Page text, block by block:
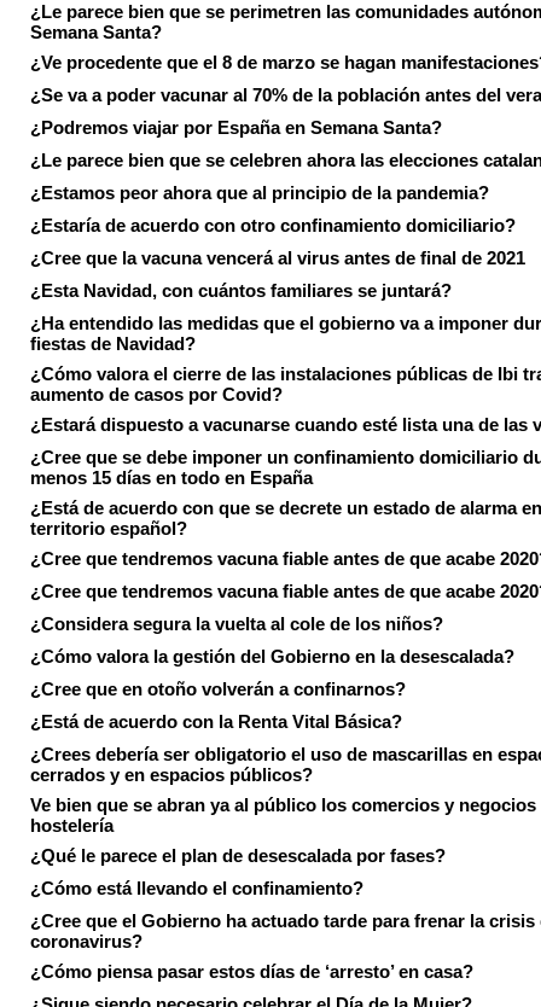
¿Le parece bien que se perimetren las comunidades
Semana Santa?
¿Ve procedente que el 8 de marzo se hagan
¿Se va a poder vacunar al 70% de la población antes del
¿Podremos viajar por España en Semana Santa?
¿Le parece bien que se celebren ahora las elecciones
¿Estamos peor ahora que al principio de la pandemia?
¿Estaría de acuerdo con otro confinamiento domiciliario?
¿Cree que la vacuna vencerá al virus antes de final de 2021
¿Esta Navidad, con cuántos familiares se juntará?
¿Ha entendido las medidas que el gobierno va a imponer
fiestas de Navidad?
¿Cómo valora el cierre de las instalaciones públicas de Ibi
aumento de casos por Covid?
¿Estará dispuesto a vacunarse cuando esté lista una de las
¿Cree que se debe imponer un confinamiento domiciliario
menos 15 días en todo en España
¿Está de acuerdo con que se decrete un estado de alarma
territorio español?
¿Cree que tendremos vacuna fiable antes de que acabe
¿Cree que tendremos vacuna fiable antes de que acabe
¿Considera segura la vuelta al cole de los niños?
¿Cómo valora la gestión del Gobierno en la desescalada?
¿Cree que en otoño volverán a confinarnos?
¿Está de acuerdo con la Renta Vital Básica?
¿Crees debería ser obligatorio el uso de mascarillas en
cerrados y en espacios públicos?
Ve bien que se abran ya al público los comercios y negocios
hostelería
¿Qué le parece el plan de desescalada por fases?
¿Cómo está llevando el confinamiento?
¿Cree que el Gobierno ha actuado tarde para frenar la crisis
coronavirus?
¿Cómo piensa pasar estos días de ‘arresto’ en casa?